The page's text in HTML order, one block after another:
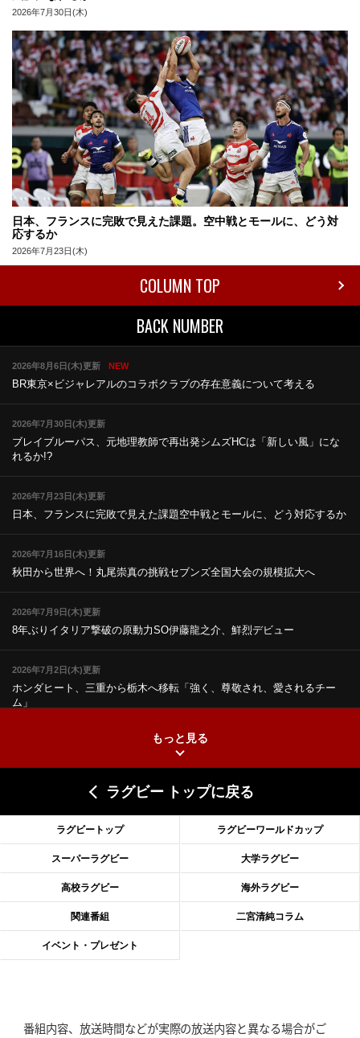
2026年7月30日(木)
日本、フランスに完敗で見えた課題。空中戦とモールに、どう対
応するか
2026年7月23日(木)
COLUMN TOP
BACK NUMBER
2026年8月6日(木)更新 NEW
BR東京×ビジャレアルのコラボクラブの存在意義について考える
2026年7月30日(木)更新
ブレイブルーパス、元地理教師で再出発シムズHCは「新しい風」にな
れるか!?
2026年7月23日(木)更新
日本、フランスに完敗で見えた課題空中戦とモールに、どう対応するか
2026年7月16日(木)更新
秋田から世界へ！丸尾崇真の挑戦セブンズ全国大会の規模拡大へ
2026年7月9日(木)更新
8年ぶりイタリア撃破の原動力SO伊藤龍之介、鮮烈デビュー
2026年7月2日(木)更新
ホンダヒート、三重から栃木へ移転「強く、尊敬され、愛されるチー
ム」
2026年6月18日(木)更新
滑川剛人レフリー、早過ぎる引退「27年W杯の主審、遠のいた夢」
2026年6月11日(木)更新
神戸、リーグワン初優勝の道のりデイブ・レニーHCの功績と財産
2026年6月4日(木)更新
“泣き虫先生”こと山口良治氏死去「信は力なり」骨太の教育方針
2026年5月21日(木)更新
もっと見る
ラグビー トップに戻る
ラグビートップ ラグビーワールドカップ
スーパーラグビー 大学ラグビー
高校ラグビー 海外ラグビー
関連番組 二宮清純コラム
イベント・プレゼント
番組内容、放送時間などが実際の放送内容と異なる場合がご